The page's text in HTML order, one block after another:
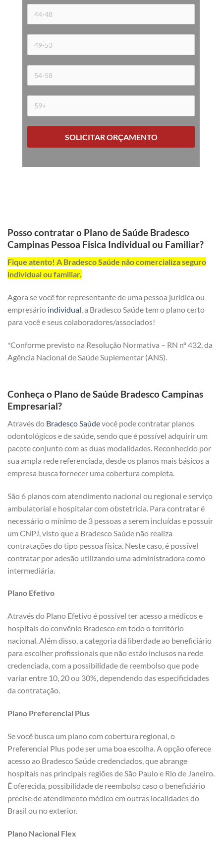
SOLICITAR ORÇAMENTO
Posso contratar o Plano de Saúde Bradesco
Campinas Pessoa Fisica Individual ou Familiar?
Fique atento! A Bradesco Saúde não comercializa seguro
individual ou familiar.
Agora se você for representante de uma pessoa jurídica ou
empresário individual , a Bradesco Saúde tem o plano certo
para você e seus colaboradores/associados!
*Conforme previsto na Resolução Normativa – RN nº 432, da
Agência Nacional de Saúde Suplementar (ANS).
Conheça o Plano de Saúde Bradesco Campinas
Empresarial?
Através do Bradesco Saúdevocê pode contratar planos
odontológicos e de saúde, sendo que é possível adquirir um
pacote conjunto com as duas modalidades. Reconhecido por
sua ampla rede referenciada, desde os planos mais básicos a
empresa busca fornecer uma cobertura completa.
São 6 planos com atendimento nacional ou regional e serviço
ambulatorial e hospitalar com obstetrícia. Para contratar é
necessário o mínimo de 3 pessoas a serem incluídas e possuir
um CNPJ, visto que a Bradesco Saúde não realiza
contratações do tipo pessoa física. Neste caso, é possível
contratar por adesão utilizando uma administradora como
intermediária.
Plano Efetivo
Através do Plano Efetivo é possível ter acesso a médicos e
hospitais do convênio Bradesco em todo o território
nacional. Além disso, a categoria dá liberdade ao beneficiário
para escolher profissionais que não estão inclusos na rede
credenciada, com a possibilidade de reembolso que pode
variar entre 10, 20 ou 30%, dependendo das especificidades
da contratação.
Plano Preferencial Plus
Se você busca um plano com cobertura regional, o
Preferencial Plus pode ser uma boa escolha. A opção oferece
acesso ao Bradesco Saúde credenciados, que abrange
hospitais nas principais regiões de São Paulo e Rio de Janeiro.
É oferecida, possibilidade de reembolso caso o beneficiário
precise de atendimento médico em outras localidades do
Brasil ou no exterior.
Plano Nacional Flex